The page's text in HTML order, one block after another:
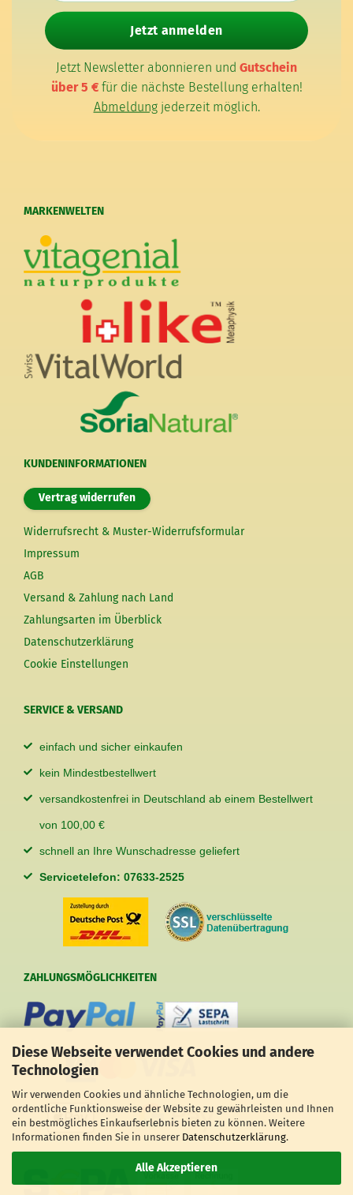
Diese Webseite verwendet Cookies und andere
Technologien
Wir verwenden Cookies und ähnliche Technologien, um die
ordentliche Funktionsweise der Website zu gewährleisten und Ihnen
ein bestmögliches Einkaufserlebnis bieten zu können. Weitere
Informationen finden Sie in unserer Datenschutzerklärung.
Alle Akzeptieren
E-Mail-Adresse
Jetzt anmelden
Jetzt Newsletter abonnieren und Gutschein
über 5 €für die nächste Bestellung erhalten!
Abmeldungjederzeit möglich.
MARKENWELTEN
KUNDENINFORMATIONEN
Vertrag widerrufen
Widerrufsrecht & Muster-Widerrufsformular
Impressum
AGB
Versand & Zahlung nach Land
Zahlungsarten im Überblick
Datenschutzerklärung
Cookie Einstellungen
SERVICE & VERSAND
einfach und sicher einkaufen
kein Mindestbestellwert
versandkostenfrei in Deutschland ab einem Bestellwert
von 100,00 €
schnell an Ihre Wunschadresse geliefert
Servicetelefon: 07633-2525
ZAHLUNGSMÖGLICHKEITEN